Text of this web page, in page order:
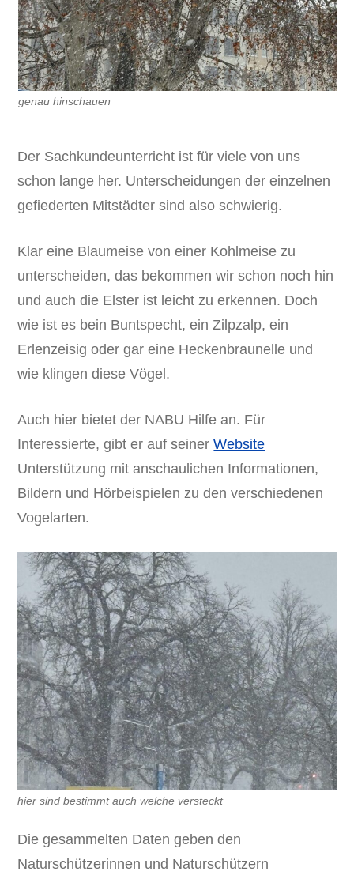
genau hinschauen
Der Sachkundeunterricht ist für viele von uns
schon lange her. Unterscheidungen der einzelnen
gefiederten Mitstädter sind also schwierig.
Klar eine Blaumeise von einer Kohlmeise zu
unterscheiden, das bekommen wir schon noch hin
und auch die Elster ist leicht zu erkennen. Doch
wie ist es bein Buntspecht, ein Zilpzalp, ein
Erlenzeisig oder gar eine Heckenbraunelle und
wie klingen diese Vögel.
Auch hier bietet der NABU Hilfe an. Für
Interessierte, gibt er auf seinerWebsite
Unterstützung mit anschaulichen Informationen,
Bildern und Hörbeispielen zu den verschiedenen
Vogelarten.
hier sind bestimmt auch welche versteckt
Die gesammelten Daten geben den
Naturschützerinnen und Naturschützern